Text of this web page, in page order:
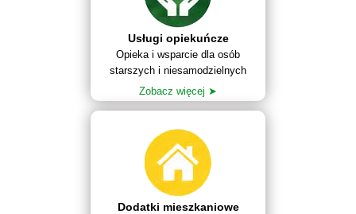
Usługi opiekuńcze
Opieka i wsparcie dla osób
starszych i niesamodzielnych
Zobacz więcej ➤
Dodatki mieszkaniowe